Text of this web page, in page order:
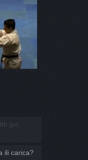
јул
ili carica?